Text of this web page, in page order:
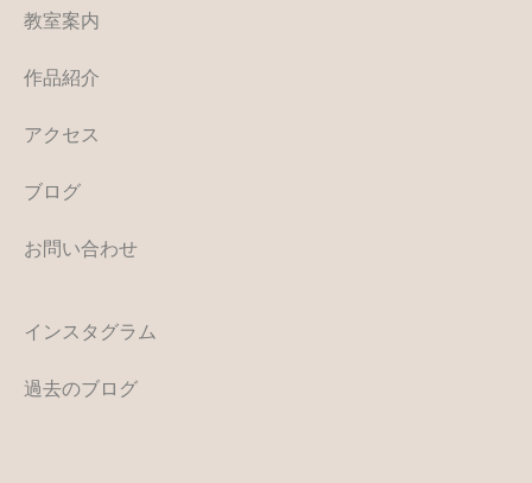
教室案内
作品紹介
アクセス
ブログ
お問い合わせ
インスタグラム
過去のブログ